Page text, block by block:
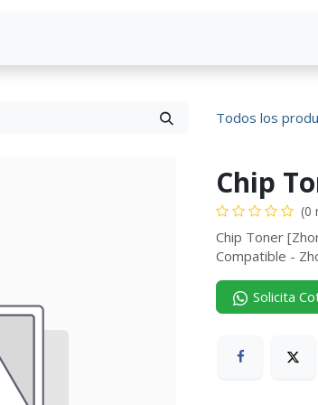
Todos los
Chip
(0
Chip Toner
Compatible -
Solicita